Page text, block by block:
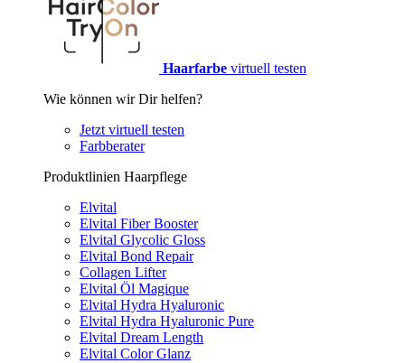
Haarfarbe virtuell testen
Wie können wir Dir helfen?
Jetzt virtuell testen
Farbberater
Produktlinien Haarpflege
Elvital
Elvital Fiber Booster
Elvital Glycolic Gloss
Elvital Bond Repair
Collagen Lifter
Elvital Öl Magique
Elvital Hydra Hyaluronic
Elvital Hydra Hyaluronic Pure
Elvital Dream Length
Elvital Color Glanz